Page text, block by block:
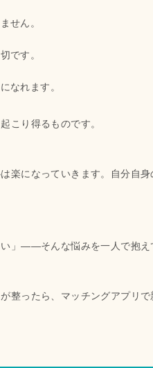
せん。
です。
なれます。
こり得るものです。
楽になっていきます。自分自
い」——そんな悩みを一人で抱え
整ったら、マッチングアプリ